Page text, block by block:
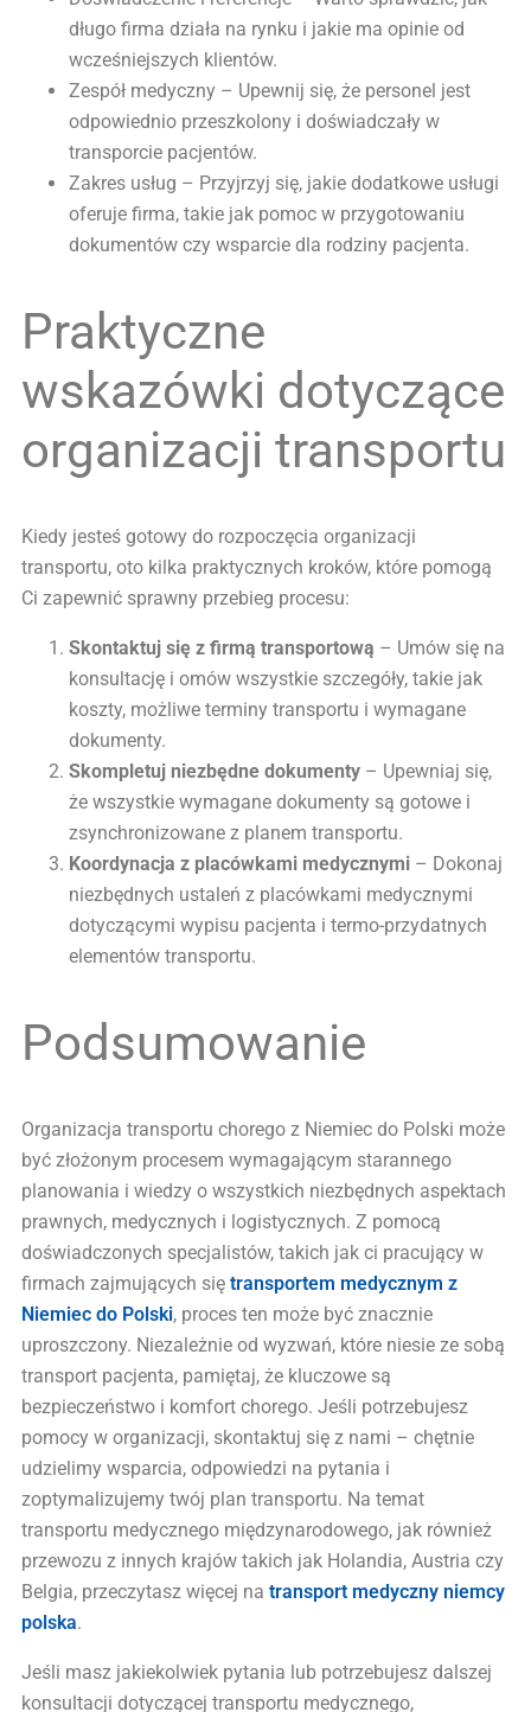
długo firma działa na rynku i jakie ma opinie od
wcześniejszych klientów.
Zespół medyczny – Upewnij się, że personel jest
odpowiednio przeszkolony i doświadczały w
transporcie pacjentów.
Zakres usług – Przyjrzyj się, jakie dodatkowe usługi
oferuje firma, takie jak pomoc w przygotowaniu
dokumentów czy wsparcie dla rodziny pacjenta.
Praktyczne
wskazówki dotyczące
organizacji transportu
Kiedy jesteś gotowy do rozpoczęcia organizacji
transportu, oto kilka praktycznych kroków, które pomogą
Ci zapewnić sprawny przebieg procesu:
Skontaktuj się z firmą transportową – Umów się na
konsultację i omów wszystkie szczegóły, takie jak
koszty, możliwe terminy transportu i wymagane
dokumenty.
Skompletuj niezbędne dokumenty – Upewniaj się,
że wszystkie wymagane dokumenty są gotowe i
zsynchronizowane z planem transportu.
Koordynacja z placówkami medycznymi – Dokonaj
niezbędnych ustaleń z placówkami medycznymi
dotyczącymi wypisu pacjenta i termo-przydatnych
elementów transportu.
Podsumowanie
Organizacja transportu chorego z Niemiec do Polski może
być złożonym procesem wymagającym starannego
planowania i wiedzy o wszystkich niezbędnych aspektach
prawnych, medycznych i logistycznych. Z pomocą
doświadczonych specjalistów, takich jak ci pracujący w
firmach zajmujących się transportem medycznym z
Niemiec do Polski, proces ten może być znacznie
uproszczony. Niezależnie od wyzwań, które niesie ze sobą
transport pacjenta, pamiętaj, że kluczowe są
bezpieczeństwo i komfort chorego. Jeśli potrzebujesz
pomocy w organizacji, skontaktuj się z nami – chętnie
udzielimy wsparcia, odpowiedzi na pytania i
zoptymalizujemy twój plan transportu. Na temat
transportu medycznego międzynarodowego, jak również
przewozu z innych krajów takich jak Holandia, Austria czy
Belgia, przeczytasz więcej na transport medyczny niemcy
polska.
Jeśli masz jakiekolwiek pytania lub potrzebujesz dalszej
konsultacji dotyczącej transportu medycznego,